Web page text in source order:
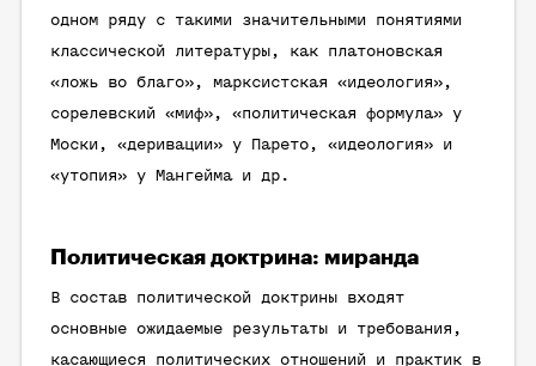
одном ряду с такими значительными понятиями
классической литературы, как платоновская
«ложь во благо», марксистская «идеология»,
сорелевский «миф», «политическая формула» у
Моски, «деривации» у Парето, «идеология» и
«утопия» у Мангейма и др.
Политическая доктрина: миранда
В состав политической доктрины входят
основные ожидаемые результаты и требования,
касающиеся политических отношений и практик в